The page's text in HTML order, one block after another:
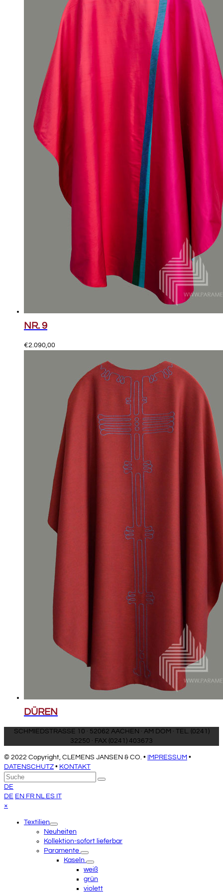
NR. 9
€2.090,00
DÜREN
SCHMIEDSTRASSE 10 · 52062 AACHEN · AM DOM · TEL. (0241)
32250 · FAX (0241) 403673
© 2022 Copyright, CLEMENS JANSEN & CO. • IMPRESSUM •
DATENSCHUTZ • KONTAKT
An
den
Anfang
scrollen
Suche
Senden
DE
DE EN FR NL ES IT
×
menuTextilien
Neuheiten
Kollektion-sofort lieferbar
Paramente
Kaseln
weiß
grün
violett